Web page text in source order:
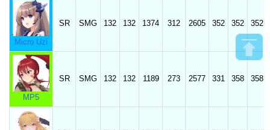
Micro Uzi
SR SMG 132 132 1374 312 2605 352 352 352
MP5
SR SMG 132 132 1189 273 2577 331 358 358